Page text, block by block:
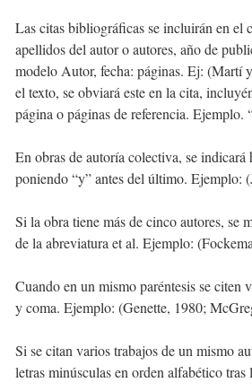
Las citas bibliográficas se incluirán en el
apellidos del autor o autores, año de
modelo Autor, fecha: páginas. Ej: (Martí
el texto, se obviará este en la cita,
página o páginas de referencia.
En obras de autoría colectiva, se indicará
poniendo “y” antes del último. Ejemplo:
Si la obra tiene más de cinco autores, se
de la abreviatura et al. Ejemplo:
Cuando en un mismo paréntesis se citen
y coma. Ejemplo: (Genette, 1980;
Si se citan varios trabajos de un mismo
letras minúsculas en orden alfabético